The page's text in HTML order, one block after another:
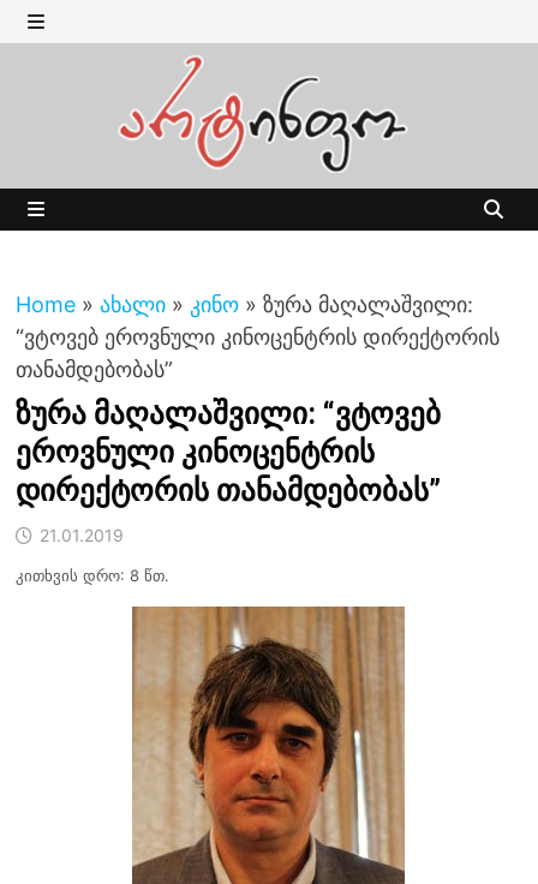
Skip
to MENU
Home » ახალი » კინო » ზურა მაღალაშვილი:
“ვტოვებ ეროვნული კინოცენტრის დირექტორის
თანამდებობას”
ზურა მაღალაშვილი: “ვტოვებ
ეროვნული კინოცენტრის
დირექტორის თანამდებობას”
21.01.2019
კითხვის დრო: 8 წთ.